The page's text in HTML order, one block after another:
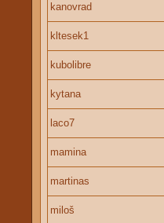
kanovrad
kltesek1
kubolibre
kytana
laco7
mamina
martinas
miloš